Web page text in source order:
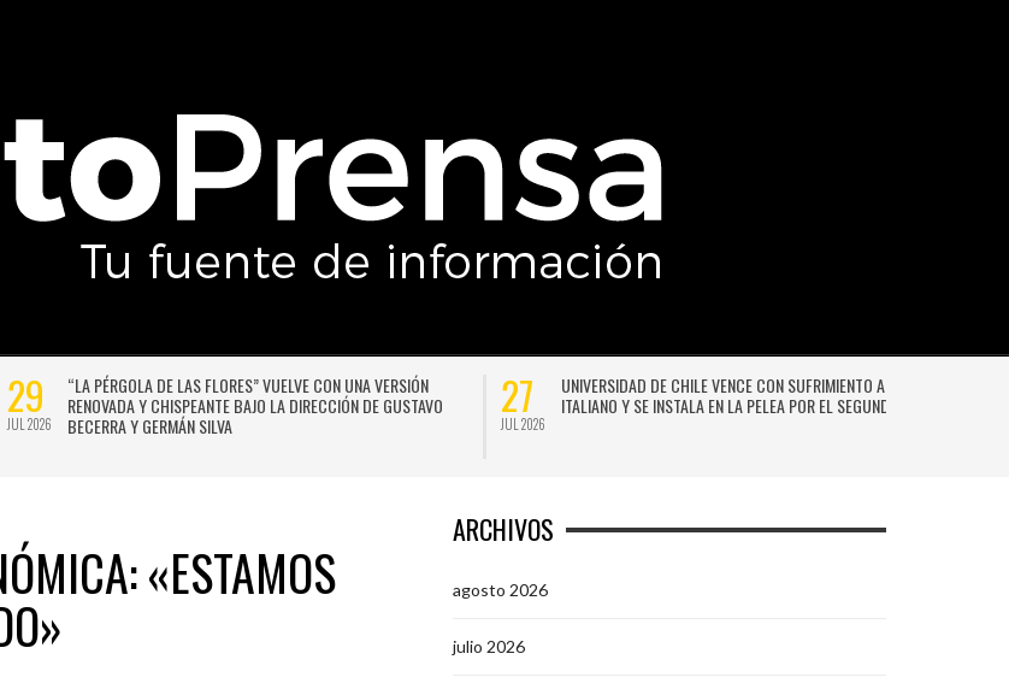
29
JUL 2026
“LA PÉRGOLA DE LAS FLORES” VUELVE CON UNA VERSIÓN
RENOVADA Y CHISPEANTE BAJO LA DIRECCIÓN DE GUSTAVO
BECERRA Y GERMÁN SILVA
27
JUL 2026
UNIVERSIDAD DE CHILE VENCE CON SUFRIMIENTO A AUDAX
ITALIANO Y SE INSTALA EN LA PELEA POR EL SEGUNDO LUGAR
«ESTAMOS
ARCHIVOS
agosto 2026
julio 2026